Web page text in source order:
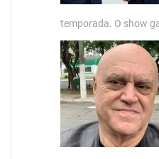
temporada. O show